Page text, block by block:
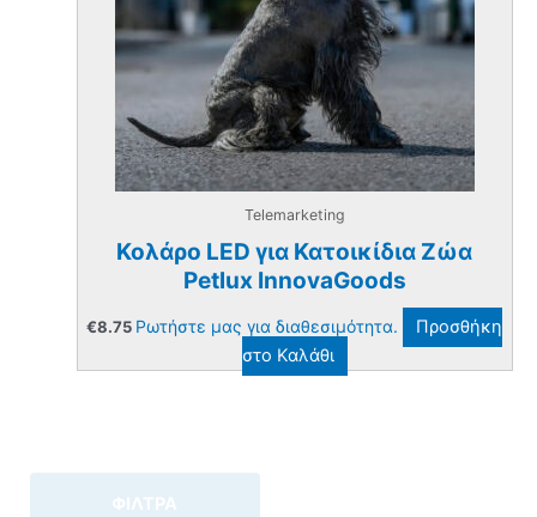
ΦΙΛΤΡΑ
Telemarketing
Κολάρο LED για Κατοικίδια Ζώα
Petlux InnovaGoods
€8.75 Ρωτήστε μας για διαθεσιμότητα.
Προσθήκη
στο Καλάθι